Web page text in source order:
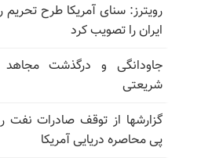
رویترز: سنای آمریکا طرح تحریم
ایران را تصویب کرد
جاودانگی و درگذشت
شریعتی
گزارشها از توقف صادرات نفت
پی محاصره دریایی آمریکا